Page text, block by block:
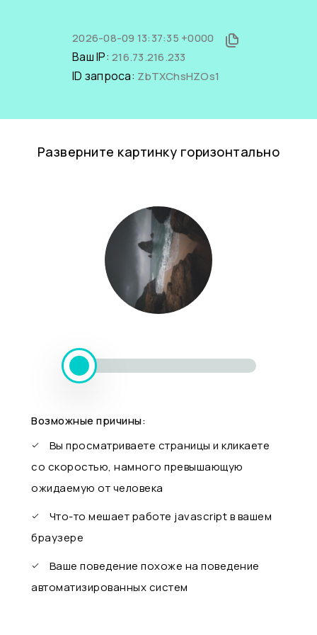
2026-08-09 13:37:35 +0000
Ваш IP: 216.73.216.233
ID запроса: ZbTXChsHZOs1
Разверните картинку горизонтально
Возможные причины:
Вы просматриваете страницы и кликаете
со скоростью, намного превышающую
ожидаемую от человека
Что-то мешает работе javascript в вашем
браузере
Ваше поведение похоже на поведение
автоматизированных систем